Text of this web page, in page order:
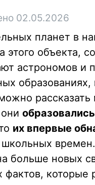
02.05.2026
планет в
объекта,
астрономов и
рассказать
их впервые
больше новых
фактов, которые